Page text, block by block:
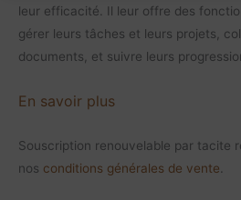
leur efficacité. Il leur offre des
gérer leurs tâches et leurs projets,
documents, et suivre leurs
En savoir plus
Souscription renouvelable par tacite
nos conditions générales de vente